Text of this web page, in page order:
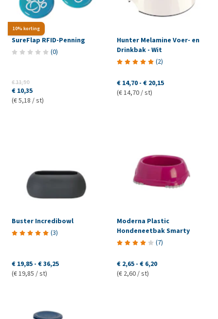
10% korting
SureFlap RFID-Penning
(0)
€ 11,50
€ 10,35
(€ 5,18 / st)
Hunter Melamine Voer- en
Drinkbak - Wit
(2)
€ 14,70 - € 20,15
(€ 14,70 / st)
Buster Incredibowl
(3)
€ 19,85 - € 36,25
(€ 19,85 / st)
Moderna Plastic
Hondeneetbak Smarty
(7)
€ 2,65 - € 6,20
(€ 2,60 / st)